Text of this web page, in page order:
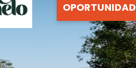
OPORTUNIDAD